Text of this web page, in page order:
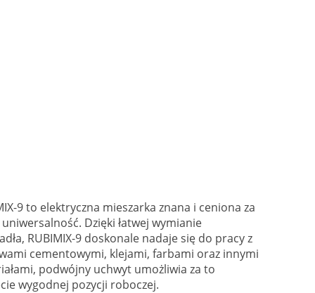
9 to elektryczna mieszarka znana i ceniona za
Dzięki łatwej wymianie
RUBIMIX-9 doskonale nadaje się do pracy z
cementowymi, klejami, farbami oraz innymi
podwójny uchwyt umożliwia za to
wygodnej pozycji roboczej.